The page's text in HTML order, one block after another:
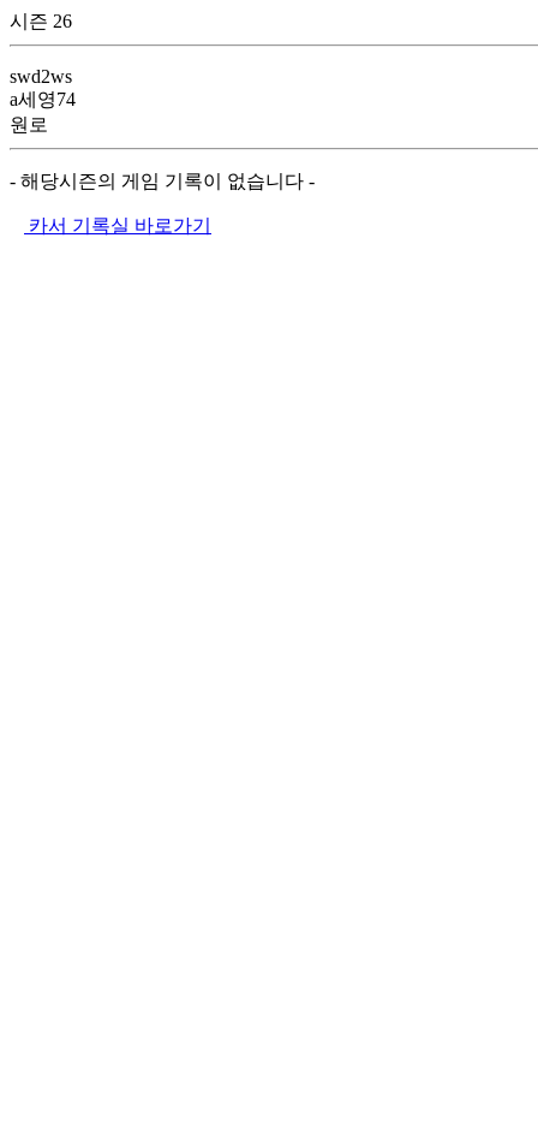
시즌 26
swd2ws
a세영74
원로
- 해당시즌의 게임 기록이 없습니다 -
카서 기록실 바로가기